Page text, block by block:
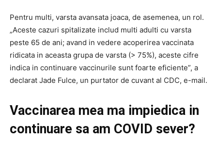
Pentru multi, varsta avansata joaca, de asemenea, un rol.
„Aceste cazuri spitalizate includ multi adulti cu varsta
peste 65 de ani; avand in vedere acoperirea vaccinata
ridicata in aceasta grupa de varsta (> 75%), aceste cifre
indica in continuare vaccinurile sunt foarte eficiente”, a
declarat Jade Fulce, un purtator de cuvant al CDC, e-mail.
Vaccinarea mea ma impiedica in
continuare sa am COVID sever?